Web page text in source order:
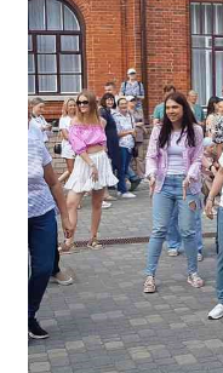
Письма и
Нормативно-
Методическая
Публичные
Исследования,
Всероссийская
"Рассеянный
ОООИБРС" (25-